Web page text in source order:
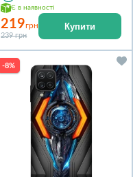
Є в наявності
219грн
239 грн
Купити
-8%